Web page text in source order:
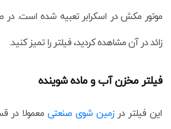
موتور مکش در اسکرابر تعبیه شده است. در
زائد در آن مشاهده کردید، فیلتر را تمیز کنید.
فیلتر مخزن آب و ماده شوینده
این فیلتر درزمین شوی صنعتی معمولا در